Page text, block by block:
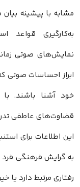
مشابه با پیشینه
به‌کارگیری قواعد
نمایش‌های صوتی
ابراز احساسات صوتی
خود آشنا باشند.
قضاوت‌های عاطفی
این اطلاعات برای
به گرایش فرهنگی
رفتاری مرتبط دارد یا